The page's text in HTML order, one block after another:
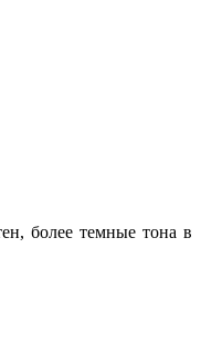
более темные тона в